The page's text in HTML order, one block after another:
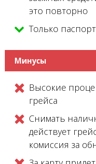
это повторно
Только
Минусы
Высокие
грейса
Снимать
действует
комиссия за